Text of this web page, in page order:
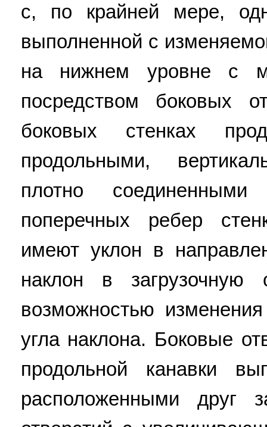
с, по крайней мере,
выполненной с
на нижнем уровне с
посредством боковых
боковых стенках
продольными,
плотно
поперечных ребер
имеют уклон в
наклон в
возможностью
угла наклона. Боковые
продольной канавки
расположенными друг